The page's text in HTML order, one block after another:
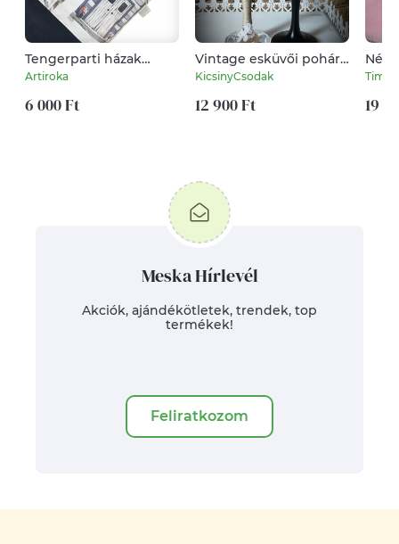
Tengerparti házak
mintás prémium
KÖNYVTOK - Artiroka
design
Artiroka
6 000 Ft
Vintage esküvői pohár
pár
KicsinyCsodak
12 900 Ft 19
Meska Hírlevél
Akciók, ajándékötletek, trendek, top
termékek!
Feliratkozom